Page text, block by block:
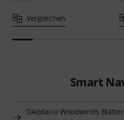
Vergleichen
Smart
DAddario Woodwinds